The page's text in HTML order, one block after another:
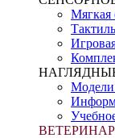
Мягкая
Модели